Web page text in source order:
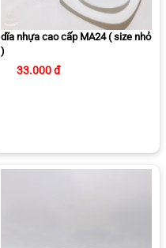
dĩa nhựa cao cấp MA24 ( size nhỏ
)
33.000 đ